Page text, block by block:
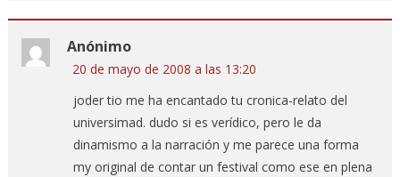
Anónimo
20 de mayo de 2008 a las 13:20
joder tio me ha encantado tu cronica-relato del
universimad. dudo si es verídico, pero le da
dinamismo a la narración y me parece una forma
my original de contar un festival como ese en plena